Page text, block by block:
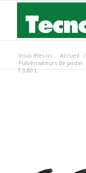
Vous êtes ici : Accueil /
Pulvérisateurs de jardin
T 0,80 L